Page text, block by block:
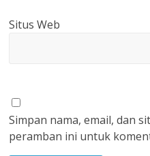
Situs Web
Simpan nama, email, dan
peramban ini untuk